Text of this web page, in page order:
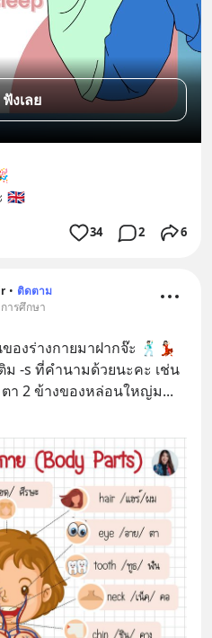
ฟังเลย
🇬🇧
34 2 6
• ติดตาม
ารศึกษา
ร่างกายมาฝากจ๊ะ 🕺🏻💃🏻
ม -s ที่คำนามด้วยนะคะ เช่น
ตา 2 ข้างของหล่อนใหญ่ม...